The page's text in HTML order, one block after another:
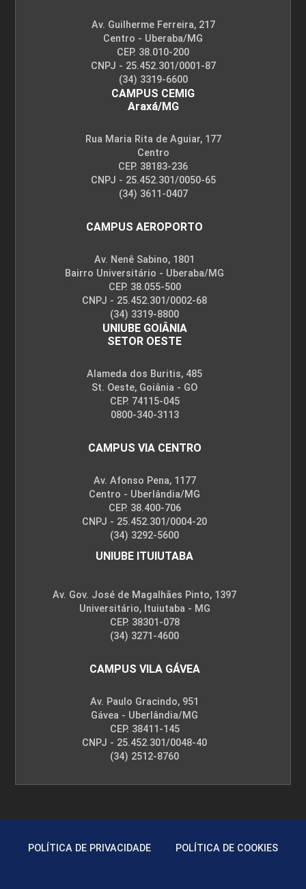
Av. Guilherme Ferreira, 217
Centro - Uberaba/MG
CEP. 38.010-200
CNPJ - 25.452.301/0001-87
(34) 3319-6600
CAMPUS CEMIG
Araxá/MG
Rua Maria Rita de Aguiar, 177
Centro
CEP. 38183-236
CNPJ - 25.452.301/0050-65
(34) 3611-0407
CAMPUS AEROPORTO
Av. Nenê Sabino, 1801
Bairro Universitário - Uberaba/MG
CEP. 38.055-500
CNPJ - 25.452.301/0002-68
(34) 3319-8800
UNIUBE GOIÂNIA
SETOR OESTE
Alameda dos Buritis, 485
St. Oeste, Goiânia - GO
CEP. 74115-045
0800-340-3113
CAMPUS VIA CENTRO
Av. Afonso Pena, 1177
Centro - Uberlândia/MG
CEP. 38.400-706
CNPJ - 25.452.301/0004-20
(34) 3292-5600
UNIUBE ITUIUTABA
Av. Gov. José de Magalhães Pinto, 1397
Universitário, Ituiutaba - MG
CEP. 38301-078
(34) 3271-4600
CAMPUS VILA GÁVEA
Av. Paulo Gracindo, 951
Gávea - Uberlândia/MG
CEP. 38411-145
CNPJ - 25.452.301/0048-40
(34) 2512-8760
POLÍTICA DE PRIVACIDADE POLÍTICA DE COOKIES